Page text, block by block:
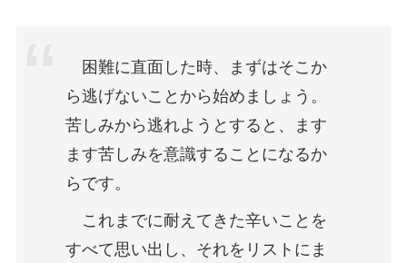
困難に直面した時、まずはそこか
ら逃げないことから始めましょう。
苦しみから逃れようとすると、ます
ます苦しみを意識することになるか
らです。
これまでに耐えてきた辛いことを
すべて思い出し、それをリストにま